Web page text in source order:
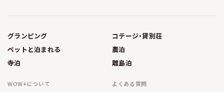
グランピング
コテージ・貸別荘
ペットと泊まれる
農泊
寺泊
離島泊
WOW+について
よくある質問